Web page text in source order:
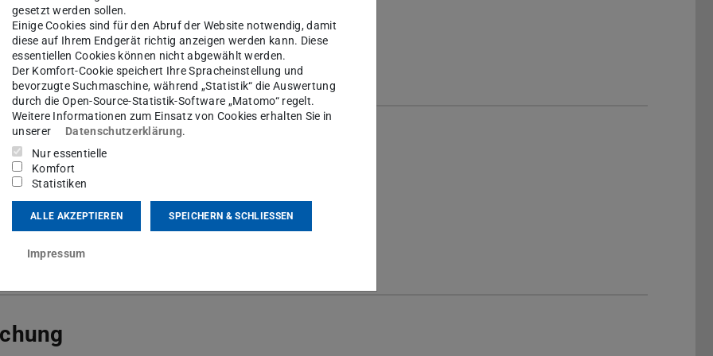
I
II
Fassadentechnik
Fassade Projekt
gesetzt werden sollen.
Einige Cookies sind für den Abruf der Website notwendig, damit
diese auf Ihrem Endgerät richtig anzeigen werden kann. Diese
essentiellen Cookies können nicht abgewählt werden.
Der Komfort-Cookie speichert Ihre Spracheinstellung und
bevorzugte Suchmaschine, während „Statistik“ die Auswertung
durch die Open-Source-Statistik-Software „Matomo“ regelt.
Weitere Informationen zum Einsatz von Cookies erhalten Sie in
unserer
Datenschutzerklärung.
Nur essentielle
Komfort
Statistiken
ALLE AKZEPTIEREN SPEICHERN & SCHLIESSEN
Impressum